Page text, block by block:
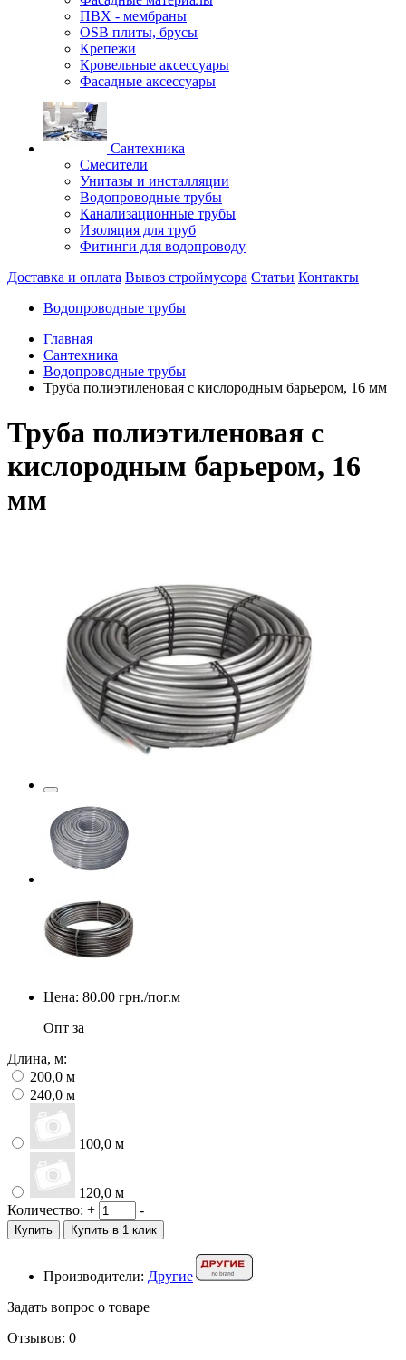
ПВХ - мембраны
OSB плиты, брусы
Крепежи
Кровельные аксессуары
Фасадные аксессуары
Сантехника
Смесители
Унитазы и инсталляции
Водопроводные трубы
Канализационные трубы
Изоляция для труб
Фитинги для водопроводу
Доставка и оплата Вывоз строймусора Статьи Контакты
Водопроводные трубы
Главная
Сантехника
Водопроводные трубы
Труба полиэтиленовая с кислородным барьером, 16 мм
Труба полиэтиленовая с
кислородным барьером, 16
мм
Цена: 80.00 грн./пог.м
Опт за
Длина, м:
200,0 м
240,0 м
100,0 м
120,0 м
Количество: + -
Купить Купить в 1 клик
Производители: Другие
Задать вопрос о товаре
Отзывов: 0